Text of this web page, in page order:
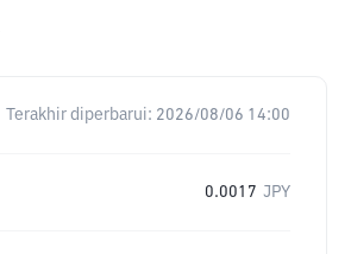
Terakhir diperbarui: 2026/08/06 14:00
0.0017 JPY